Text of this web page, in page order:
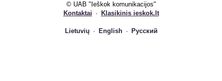
© UAB "Ieškok komunikacijos"
Kontaktai · Klasikinis ieskok.lt
Lietuvių · English · Русский